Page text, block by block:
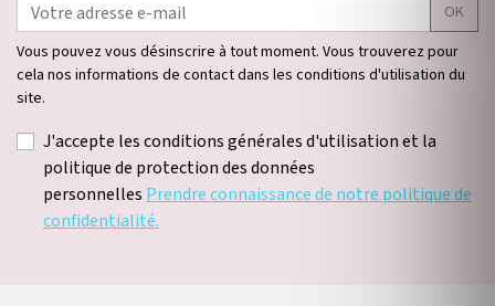
OK
Vous pouvez vous désinscrire à tout moment. Vous trouverez pour
cela nos informations de contact dans les conditions d'utilisation du
site.
J'accepte les conditions générales d'utilisation et la
politique de protection des données
personnelles Prendre connaissance de notre politique de
confidentialité.